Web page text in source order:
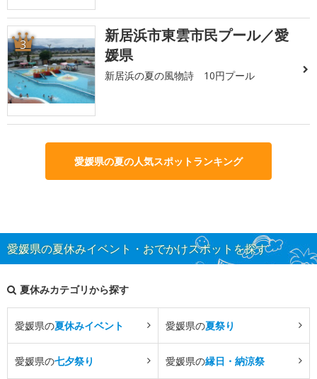
3
新居浜市東雲市民プール／愛
媛県
新居浜の夏の風物詩 10円プール
愛媛県の夏の人気スポットランキング
愛媛県の夏休みイベント・おでかけスポットを探す
夏休みカテゴリから探す
愛媛県の夏休みイベント 愛媛県の夏祭り
愛媛県の七夕祭り 愛媛県の縁日・納涼祭